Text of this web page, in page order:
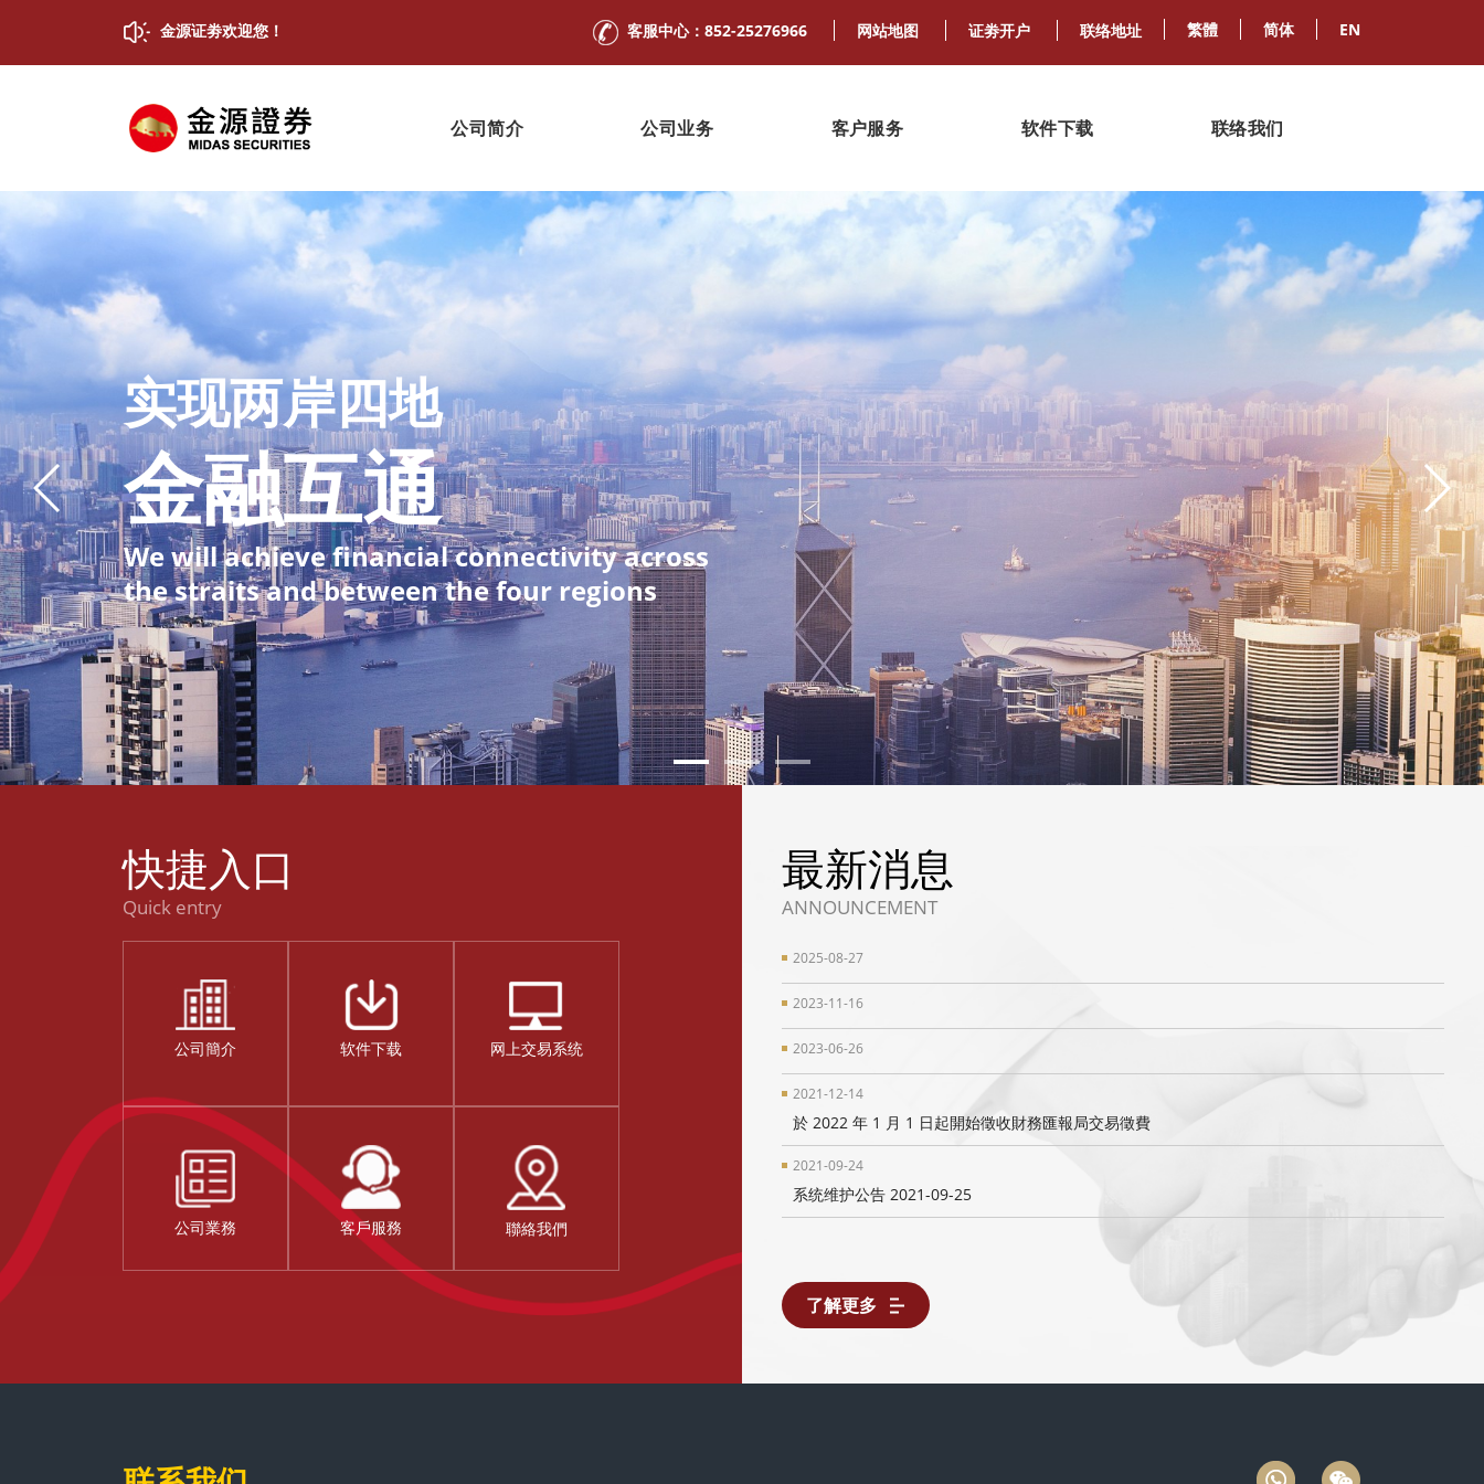
金源证劵欢迎您！ 客服中心：852-25276966 网站地图 证劵开户 联络地址 繁體 简体 EN
公司简介 公司业务 客户服务 软件下载 联络我们
实现两岸四地
金融互通
We will achieve financial connectivity across
the straits and between the four regions
快捷入口
Quick entry
公司簡介 软件下载 网上交易系统
公司業務 客戶服務 聯絡我們
最新消息
ANNOUNCEMENT
2025-08-27
2023-11-16
2023-06-26
2021-12-14
於 2022 年 1 月 1 日起開始徵收財務匯報局交易徵費
2021-09-24
系统维护公告 2021-09-25
了解更多